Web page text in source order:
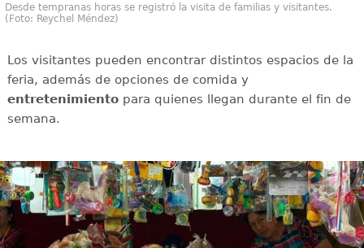
Desde tempranas horas se registró la visita de familias y visitantes.
(Foto: Reychel Méndez)
Los visitantes pueden encontrar distintos espacios de la
feria, además de opciones de comida y
entretenimientopara quienes llegan durante el fin de
semana.